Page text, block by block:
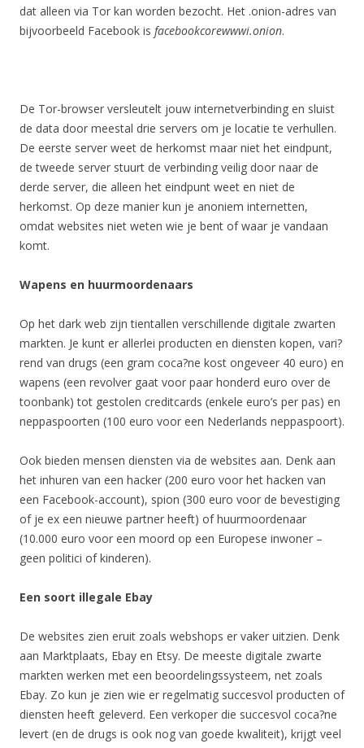
dat alleen via Tor kan worden bezocht. Het .onion-adres van
bijvoorbeeld Facebook is facebookcorewwwi.onion.
De Tor-browser versleutelt jouw internetverbinding en sluist
de data door meestal drie servers om je locatie te verhullen.
De eerste server weet de herkomst maar niet het eindpunt,
de tweede server stuurt de verbinding veilig door naar de
derde server, die alleen het eindpunt weet en niet de
herkomst. Op deze manier kun je anoniem internetten,
omdat websites niet weten wie je bent of waar je vandaan
komt.
Wapens en huurmoordenaars
Op het dark web zijn tientallen verschillende digitale zwarten
markten. Je kunt er allerlei producten en diensten kopen, vari?
rend van drugs (een gram coca?ne kost ongeveer 40 euro) en
wapens (een revolver gaat voor paar honderd euro over de
toonbank) tot gestolen creditcards (enkele euro’s per pas) en
neppaspoorten (100 euro voor een Nederlands neppaspoort).
Ook bieden mensen diensten via de websites aan. Denk aan
het inhuren van een hacker (200 euro voor het hacken van
een Facebook-account), spion (300 euro voor de bevestiging
of je ex een nieuwe partner heeft) of huurmoordenaar
(10.000 euro voor een moord op een Europese inwoner –
geen politici of kinderen).
Een soort illegale Ebay
De websites zien eruit zoals webshops er vaker uitzien. Denk
aan Marktplaats, Ebay en Etsy. De meeste digitale zwarte
markten werken met een beoordelingssysteem, net zoals
Ebay. Zo kun je zien wie er regelmatig succesvol producten of
diensten heeft geleverd. Een verkoper die succesvol coca?ne
levert (en de drugs is ook nog van goede kwaliteit), krijgt veel